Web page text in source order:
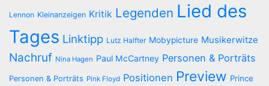
Lennon Kleinanzeigen Kritik Legenden Lied des
Tages Linktipp Lutz Halfter Mobypicture Musikerwitze
Nachruf Nina Hagen Paul McCartney Personen & Porträts
Personen & Porträts Pink Floyd Positionen Preview Prince